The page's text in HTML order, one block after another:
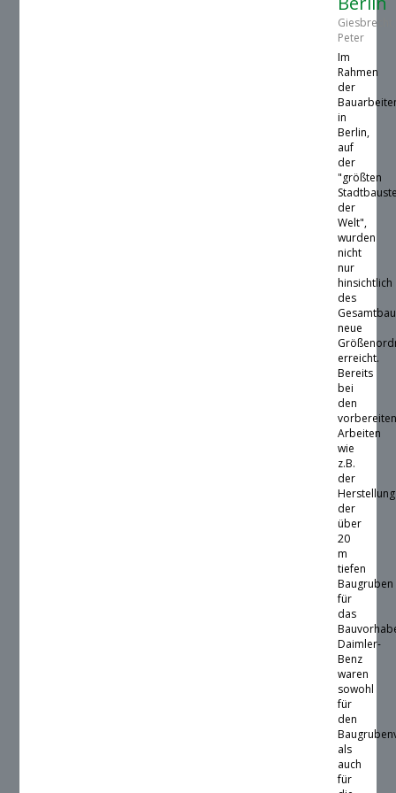
Giesbrecht,
Peter
Im
Rahmen
der
in
Berlin,
auf
der
"größten
der
Welt",
wurden
nicht
nur
hinsichtlich
des
neue
erreicht.
Bereits
bei
den
Arbeiten
wie
z.B.
der
Herstellung
der
über
20
m
tiefen
Baugruben
für
das
Daimler-
Benz
waren
sowohl
für
den
als
auch
für